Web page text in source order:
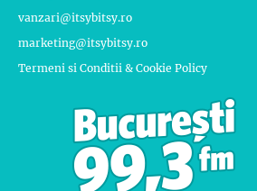
vanzari@itsybitsy.ro
marketing@itsybitsy.ro
Termeni si Conditii & Cookie Policy